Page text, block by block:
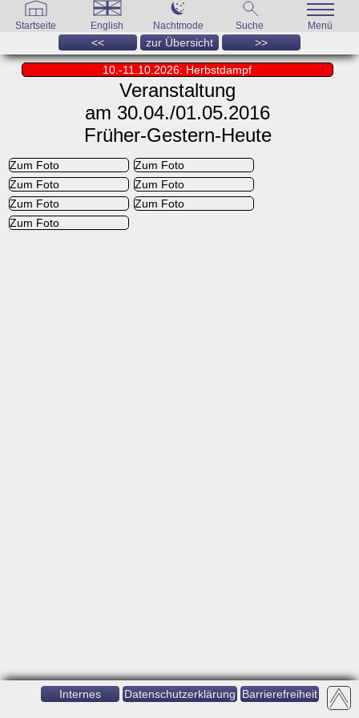
Startseite English Nachtmode Suche Menü
<< zur Übersicht >>
10.-11.10.2026: Herbstdampf
Veranstaltung
am 30.04./01.05.2016
Früher-Gestern-Heute
Zum Foto
Zum Foto
Zum Foto
Zum Foto
Zum Foto
Zum Foto
Zum Foto
Internes Datenschutzerklärung Barrierefreiheit